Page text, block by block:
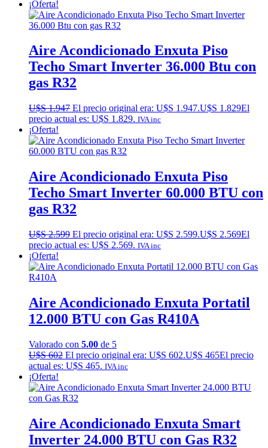
¡Oferta!
Aire Acondicionado Enxuta Piso
Techo Smart Inverter 36.000 Btu con
gas R32
U$S1.947 El precio original era: U$S 1.947.U$S 1.829El
precio actual es: U$S 1.829. IVA inc
¡Oferta!
Aire Acondicionado Enxuta Piso
Techo Smart Inverter 60.000 BTU con
gas R32
U$S2.599 El precio original era: U$S 2.599.U$S 2.569El
precio actual es: U$S 2.569. IVA inc
¡Oferta!
Aire Acondicionado Enxuta Portatil
12.000 BTU con Gas R410A
Valorado con 5.00 de 5
U$S602 El precio original era: U$S 602.U$S 465El precio
actual es: U$S 465. IVA inc
¡Oferta!
Aire Acondicionado Enxuta Smart
Inverter 24.000 BTU con Gas R32